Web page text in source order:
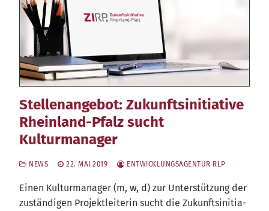
Stellenangebot: Zukunftsinitiative
Rheinland-Pfalz sucht
Kulturmanager
NEWS 22. MAI 2019 ENTWICKLUNGSAGENTUR RLP
Einen Kul­tur­ma­na­ger (m, w, d) zur Unter­stüt­zung der
zustän­di­gen Pro­jekt­lei­te­rin sucht die Zukunfts­in­itia­